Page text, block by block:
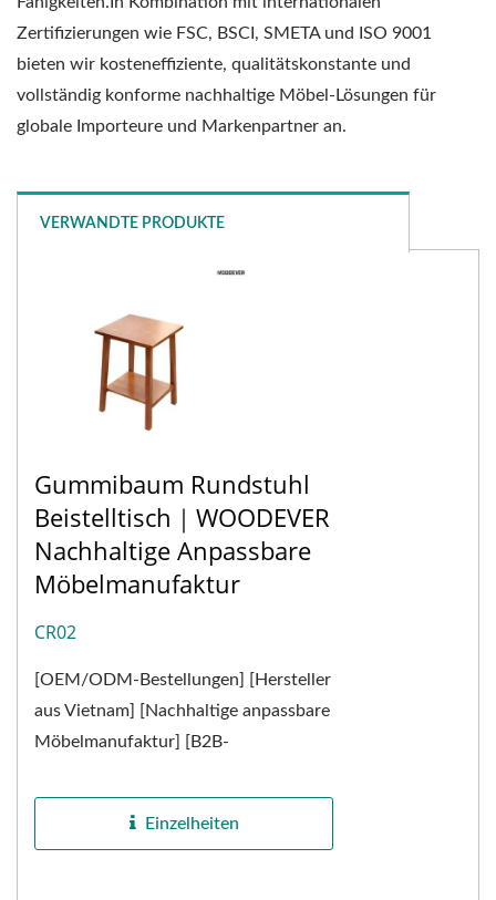
Zertifizierungen wie FSC, BSCI, SMETA und ISO 9001
bieten wir kosteneffiziente, qualitätskonstante und
vollständig konforme nachhaltige Möbel-Lösungen für
globale Importeure und Markenpartner an.
VERWANDTE PRODUKTE
Gummibaum Rundstuhl
Beistelltisch｜WOODEVER
Nachhaltige Anpassbare
Möbelmanufaktur
CR02
[OEM/ODM-Bestellungen] [Hersteller
aus Vietnam] [Nachhaltige anpassbare
Möbelmanufaktur] [B2B-
Vietnam] Hergestellt aus
natürlichem...
Einzelheiten